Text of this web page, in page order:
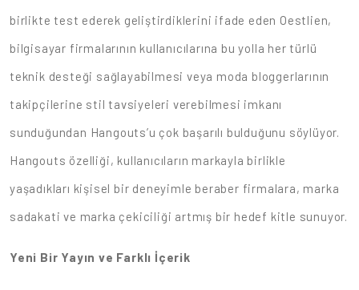
birlikte test ederek geliştirdiklerini ifade eden Oestlien,
bilgisayar firmalarının kullanıcılarına bu yolla her türlü
teknik desteği sağlayabilmesi veya moda bloggerlarının
takipçilerine stil tavsiyeleri verebilmesi imkanı
sunduğundan Hangouts’u çok başarılı bulduğunu söylüyor.
Hangouts özelliği, kullanıcıların markayla birlikle
yaşadıkları kişisel bir deneyimle beraber firmalara, marka
sadakati ve marka çekiciliği artmış bir hedef kitle sunuyor.
Yeni Bir Yayın ve Farklı İçerik